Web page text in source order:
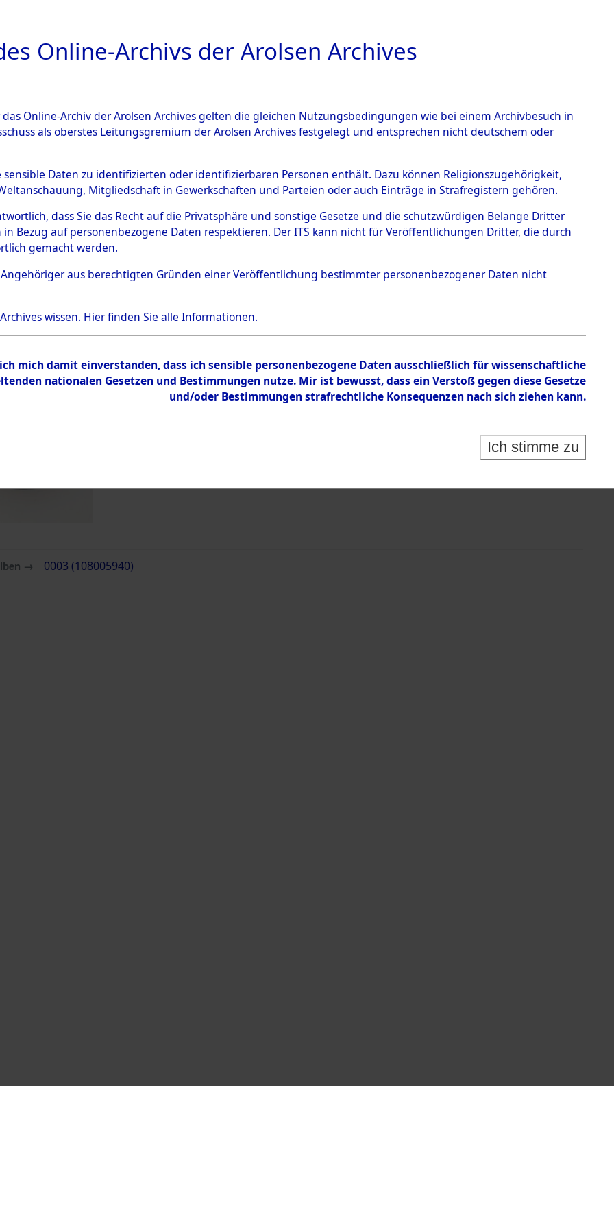
ARCHIVALE ÜBERSICHT BILD
0003 (108005940)
Person GONZALES, ANDRE
Bestand
→ 0003 (108005940)
Online-Archivs der Arolsen Archives
Online-Archiv der Arolsen Archives gelten die gleichen Nutzungsbedingungen wie bei einem Archivbesuch in
als oberstes Leitungsgremium der Arolsen Archives festgelegt und entsprechen nicht deutschem oder
sensible Daten zu identifizierten oder identifizierbaren Personen enthält. Dazu können Religionszugehörigkeit,
Mitgliedschaft in Gewerkschaften und Parteien oder auch Einträge in Strafregistern gehören.
dass Sie das Recht auf die Privatsphäre und sonstige Gesetze und die schutzwürdigen Belange Dritter
Bezug auf personenbezogene Daten respektieren. Der ITS kann nicht für Veröffentlichungen Dritter, die durch
gemacht werden.
Angehöriger aus berechtigten Gründen einer Veröffentlichung bestimmter personenbezogener Daten nicht
wissen. Hierfinden Sie alle Informationen.
mich damit einverstanden, dass ich sensible personenbezogene Daten ausschließlich für wissenschaftliche
nationalen Gesetzen und Bestimmungen nutze. Mir ist bewusst, dass ein Verstoß gegen diese Gesetze
und/oder Bestimmungen strafrechtliche Konsequenzen nach sich ziehen kann.
Ich stimme zu